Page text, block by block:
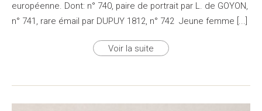
européenne. Dont: n° 740, paire de portrait par L. de GOYON,
n° 741, rare émail par DUPUY 1812, n° 742 Jeune femme [...]
Voir la suite